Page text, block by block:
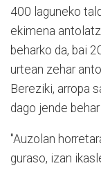
400 laguneko
ekimena
beharko da, bai
urtean zehar
Bereziki, arropa
dago jende behar
"Auzolan
guraso, izan